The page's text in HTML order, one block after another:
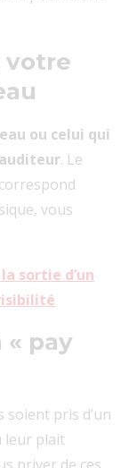
votre
ou celui qui
. Le
vous
sortie d’un
« pay
soient pris d’un
leur plait